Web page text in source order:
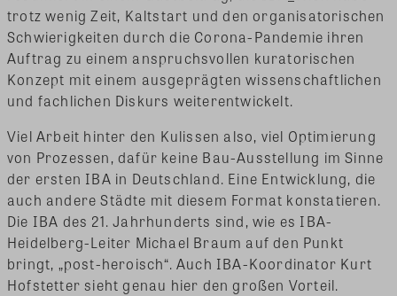
trotz wenig Zeit, Kaltstart und den organisatorischen
Schwierigkeiten durch die Corona-Pandemie ihren
Auftrag zu einem anspruchsvollen kuratorischen
Konzept mit einem ausgeprägten wissenschaftlichen
und fachlichen Diskurs weiterentwickelt.
Viel Arbeit hinter den Kulissen also, viel Optimierung
von Prozessen, dafür keine Bau-Ausstellung im Sinne
der ersten IBA in Deutschland. Eine Entwicklung, die
auch andere Städte mit diesem Format konstatieren.
Die IBA des 21. Jahrhunderts sind, wie es IBA-
Heidelberg-Leiter Michael Braum auf den Punkt
bringt, „post-heroisch“. Auch IBA-Koordinator Kurt
Hofstetter sieht genau hier den großen Vorteil.